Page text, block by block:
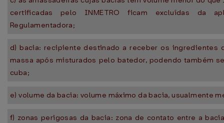
certificadas pelo INMETRO ficam excluídas da
Regulamentadora;
d) bacia: recipiente destinado a receber os ingredientes
massa após misturados pelo batedor, podendo também
cuba;
e) volume da bacia: volume máximo da bacia, usualmente
f) zonas perigosas da bacia: zona de contato entre a